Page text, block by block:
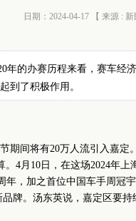
日期：2024-04-17 【 来源 : 新
年的办赛历程来看，赛车经
到了积极作用。
期间将有20万人流引入嘉
。4月10日，在这场2024年
年，加之首位中国车手周冠
品牌。汤东英说，嘉定区要